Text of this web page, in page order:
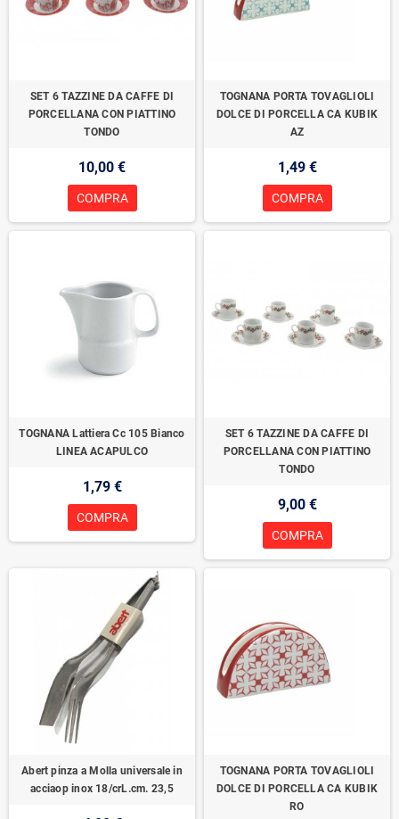
SET 6 TAZZINE DA CAFFE DI
PORCELLANA CON PIATTINO
TONDO
10,00 €
COMPRA
TOGNANA PORTA TOVAGLIOLI
DOLCE DI PORCELLA CA KUBIK
AZ
1,49 €
COMPRA
TOGNANA Lattiera Cc 105 Bianco
LINEA ACAPULCO
1,79 €
COMPRA
SET 6 TAZZINE DA CAFFE DI
PORCELLANA CON PIATTINO
TONDO
9,00 €
COMPRA
Abert pinza a Molla universale in
acciaop inox 18/crL.cm. 23,5
TOGNANA PORTA TOVAGLIOLI
DOLCE DI PORCELLA CA KUBIK
RO